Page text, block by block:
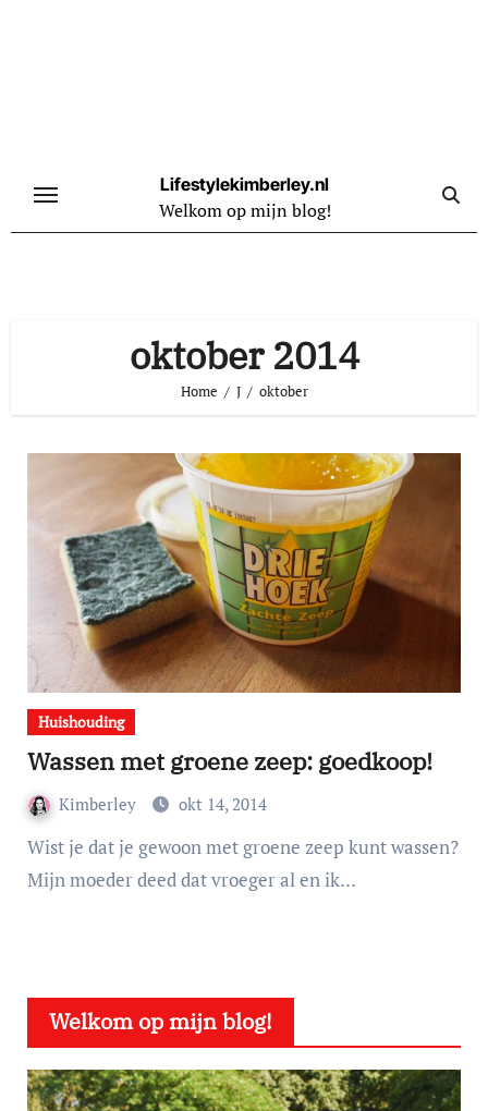
Lifestylekimberley.nl
Welkom op mijn blog!
oktober 2014
Home J oktober
Huishouding
Wassen met groene zeep: goedkoop!
Kimberley okt 14, 2014
Wist je dat je gewoon met groene zeep kunt wassen?
Mijn moeder deed dat vroeger al en ik…
Welkom op mijn blog!